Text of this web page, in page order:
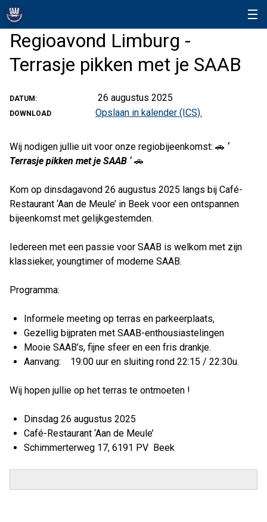
Regioavond Limburg -
Terrasje pikken met je SAAB
DATUM: 26 augustus 2025
DOWNLOAD Opslaan in kalender (ICS).
Wij nodigen jullie uit voor onze regiobijeenkomst: 🚗 ‘
Terrasje pikken met je SAAB ‘ 🚗
Kom op dinsdagavond 26 augustus 2025 langs bij Café-
Restaurant ‘Aan de Meule’ in Beek voor een ontspannen
bijeenkomst met gelijkgestemden.
Iedereen met een passie voor SAAB is welkom met zijn
klassieker, youngtimer of moderne SAAB.
Programma:
Informele meeting op terras en parkeerplaats,
Gezellig bijpraten met SAAB-enthousiastelingen
Mooie SAAB’s, fijne sfeer en een fris drankje.
Aanvang: 19:00 uur en sluiting rond 22:15 / 22:30u.
Wij hopen jullie op het terras te ontmoeten !
Dinsdag 26 augustus 2025
Café-Restaurant ‘Aan de Meule’
Schimmerterweg 17, 6191 PV Beek